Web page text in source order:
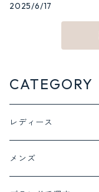
2025/6/17
CATEGORY
レディース
ジャケット アウター
メンズ